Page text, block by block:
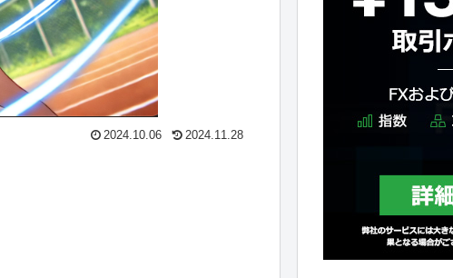
2024.10.06 2024.11.28